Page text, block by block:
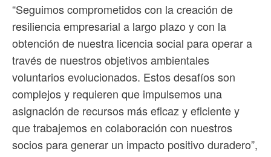
“Seguimos comprometidos con la creación de
resiliencia empresarial a largo plazo y con la
obtención de nuestra licencia social para operar a
través de nuestros objetivos ambientales
voluntarios evolucionados. Estos desafíos son
complejos y requieren que impulsemos una
asignación de recursos más eficaz y eficiente y
que trabajemos en colaboración con nuestros
socios para generar un impacto positivo duradero”,